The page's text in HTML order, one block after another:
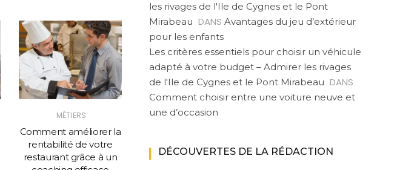
MÉTIERS
Comment améliorer la
rentabilité de votre
restaurant grâce à un
MÉTIERS
expert en conception
de terrains multisport
collaboration des
avocats avec les
les rivages de l'Ile de Cygnes et le Pont
Mirabeau DANS Avantages du jeu d’extérieur
pour les enfants
Les critères essentiels pour choisir un véhicule
adapté à votre budget – Admirer les rivages
de l'Ile de Cygnes et le Pont Mirabeau DANS
Comment choisir entre une voiture neuve et
une d’occasion
DÉCOUVERTES DE LA RÉDACTION